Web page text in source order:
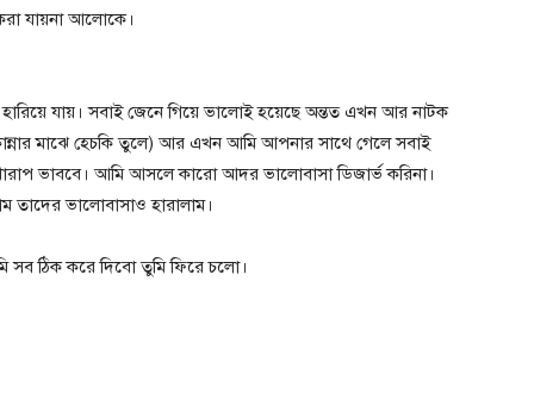
যায়না আলোকে।
যায়। সবাই জেনে গিয়ে ভালোই হয়েছে অন্তত এখন আর নাটক
মাঝে হেচকি তুলে) আর এখন আমি আপনার সাথে গেলে সবাই
ভাববে। আমি আসলে কারো আদর ভালোবাসা ডিজার্ভ করিনা।
তাদের ভালোবাসাও হারালাম।
ঠিক করে দিবো তুমি ফিরে চলো।